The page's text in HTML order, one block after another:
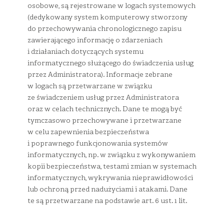
osobowe, są rejestrowane w logach systemowych
(dedykowany system komputerowy stworzony
do przechowywania chronologicznego zapisu
zawierającego informację o zdarzeniach
i działaniach dotyczących systemu
informatycznego służącego do świadczenia usług
przez Administratora). Informacje zebrane
w logach są przetwarzane w związku
ze świadczeniem usług przez Administratora
oraz w celach technicznych. Dane te mogą być
tymczasowo przechowywane i przetwarzane
w celu zapewnienia bezpieczeństwa
i poprawnego funkcjonowania systemów
informatycznych, np. w związku z wykonywaniem
kopii bezpieczeństwa, testami zmian w systemach
informatycznych, wykrywania nieprawidłowości
lub ochroną przed nadużyciami i atakami. Dane
te są przetwarzane na podstawie art. 6 ust. 1 lit.